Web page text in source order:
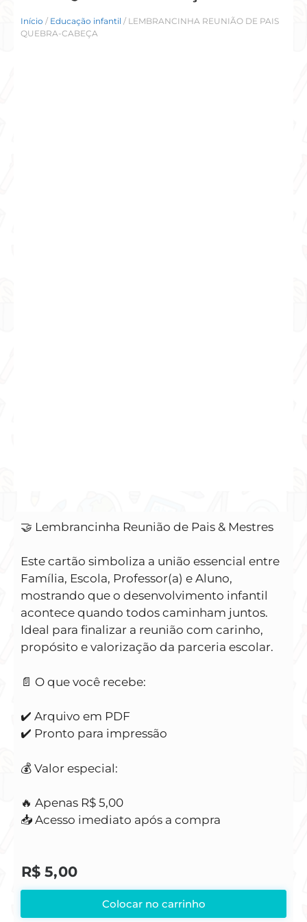
Início / Educação infantil / LEMBRANCINHA REUNIÃO DE PAIS
QUEBRA-CABEÇA
🤝 Lembrancinha Reunião de Pais & Mestres
Este cartão simboliza a união essencial entre
Família, Escola, Professor(a) e Aluno,
mostrando que o desenvolvimento infantil
acontece quando todos caminham juntos.
Ideal para finalizar a reunião com carinho,
propósito e valorização da parceria escolar.
📄 O que você recebe:
✔️ Arquivo em PDF
✔️ Pronto para impressão
💰 Valor especial:
🔥 Apenas R$ 5,00
📥 Acesso imediato após a compra
R$ 5,00
Colocar no carrinho